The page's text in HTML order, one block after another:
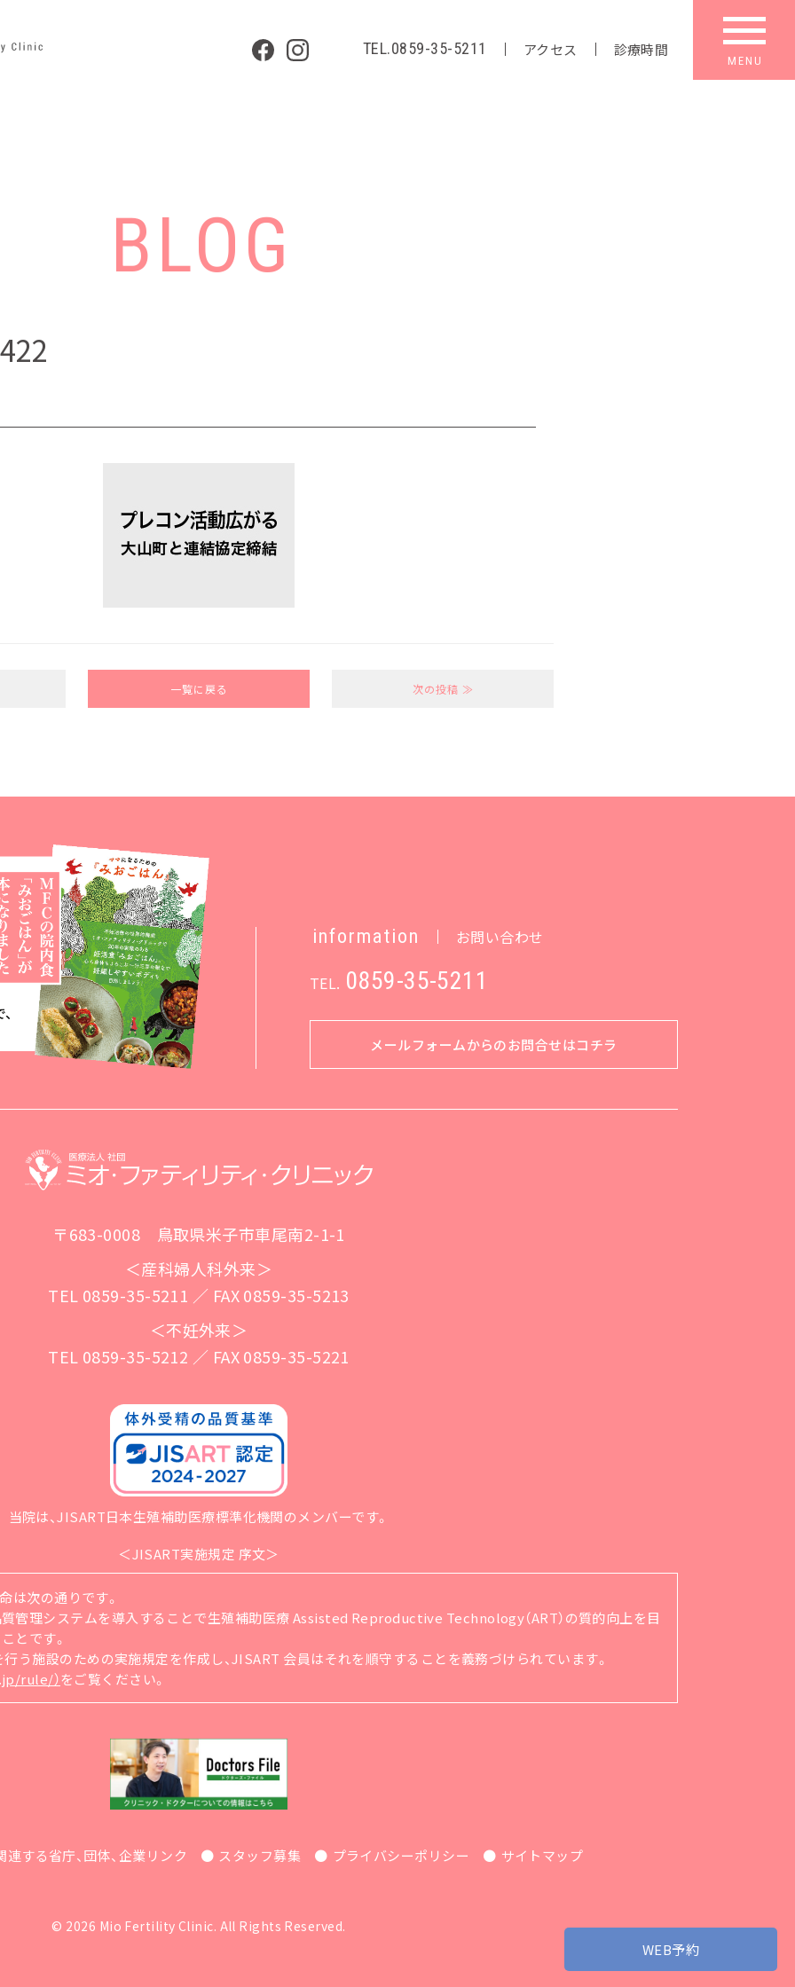
TEL.0859-35-5211 アクセス 診療時間
WEB予約
BLOG
一覧に戻る 次の投稿 ≫
information お問い合わせ
TEL. 0859-35-5211
メールフォームからのお問合せはコチラ
〒683-0008 鳥取県米子市車尾南2-1-1
＜産科婦人科外来＞
TEL 0859-35-5211 ／ FAX 0859-35-5213
＜不妊外来＞
TEL 0859-35-5212 ／ FAX 0859-35-5221
当院は、JISART日本生殖補助医療標準化機関のメンバーです。
＜JISART実施規定 序文＞
は次の通りです。
管理システムを導入することで生殖補助医療 Assisted Reproductive Technology（ART）の質的向上を目
とです。
う施設のための実施規定を作成し、JISART 会員はそれを順守することを義務づけられています。
rule/）をご覧ください。
連する省庁、団体、企業リンク スタッフ募集 プライバシーポリシー サイトマップ
© 2026 Mio Fertility Clinic. All Rights Reserved.